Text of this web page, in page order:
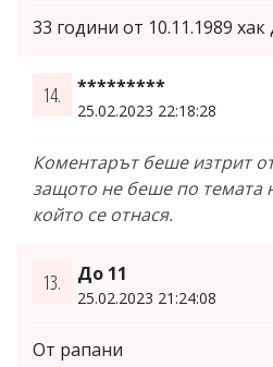
33 години от 10.11.1989 хак
14. *********
25.02.2023 22:18:28
Коментарът беше изтрит
защото не беше по темата
който се отнася.
13. До 11
25.02.2023 21:24:08
От рапани